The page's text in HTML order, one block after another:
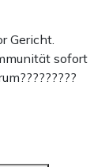
Gericht.
sofort